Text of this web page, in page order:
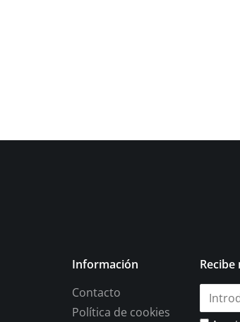
Información
Contacto
Política de cookies